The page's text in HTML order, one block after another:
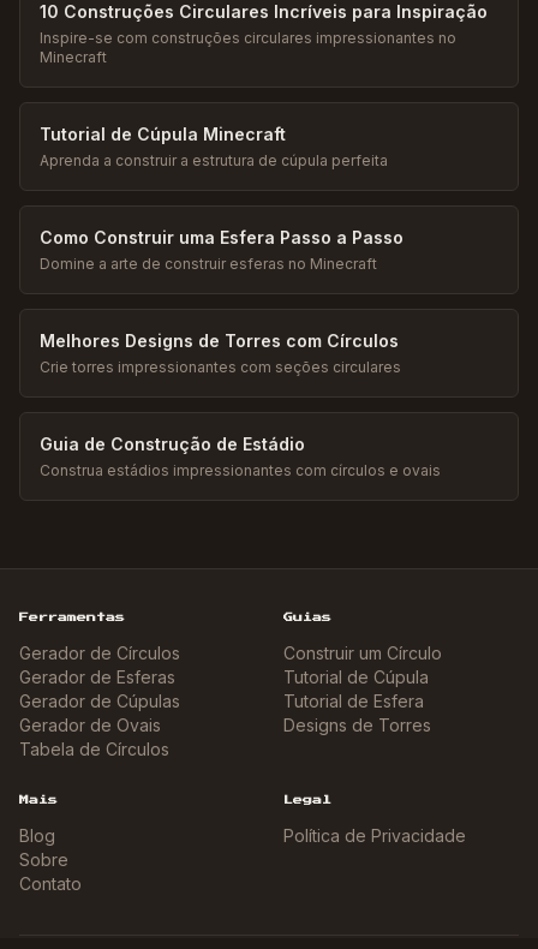
10 Construções Circulares Incríveis para Inspiração
Inspire-se com construções circulares impressionantes no
Minecraft
Tutorial de Cúpula Minecraft
Aprenda a construir a estrutura de cúpula perfeita
Como Construir uma Esfera Passo a Passo
Domine a arte de construir esferas no Minecraft
Melhores Designs de Torres com Círculos
Crie torres impressionantes com seções circulares
Guia de Construção de Estádio
Construa estádios impressionantes com círculos e ovais
Ferramentas
Gerador de Círculos
Gerador de Esferas
Gerador de Cúpulas
Gerador de Ovais
Tabela de Círculos
Guias
Construir um Círculo
Tutorial de Cúpula
Tutorial de Esfera
Designs de Torres
Mais
Blog
Sobre
Contato
Legal
Política de Privacidade